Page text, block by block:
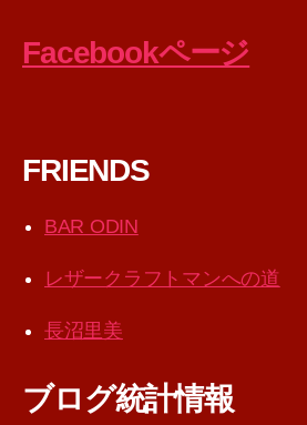
Facebookページ
FRIENDS
BAR ODIN
レザークラフトマンへの道
長沼里美
ブログ統計情報